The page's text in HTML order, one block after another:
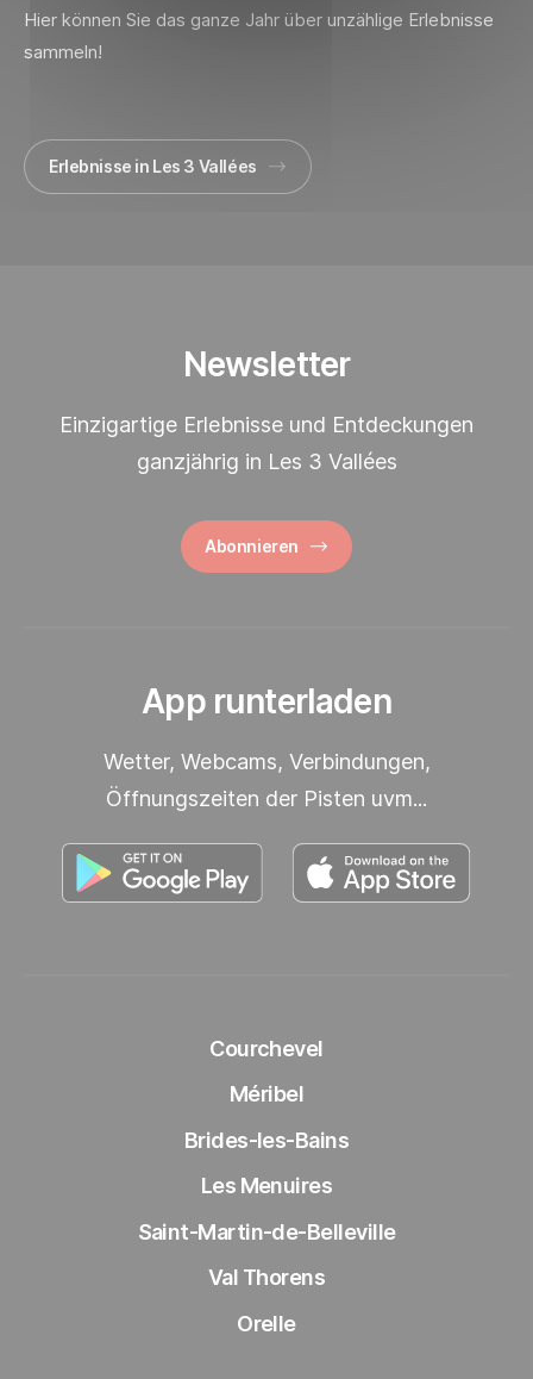
Hier können Sie das ganze Jahr über unzählige Erlebnisse
sammeln!
Erlebnisse in Les 3 Vallées
Newsletter
Einzigartige Erlebnisse und Entdeckungen
ganzjährig in Les 3 Vallées
Abonnieren
App runterladen
Wetter, Webcams, Verbindungen,
Öffnungszeiten der Pisten uvm...
Entdecken Sie unsere App im
Courchevel
Méribel
Brides-les-Bains
Les Menuires
Saint-Martin-de-Belleville
Val Thorens
Orelle